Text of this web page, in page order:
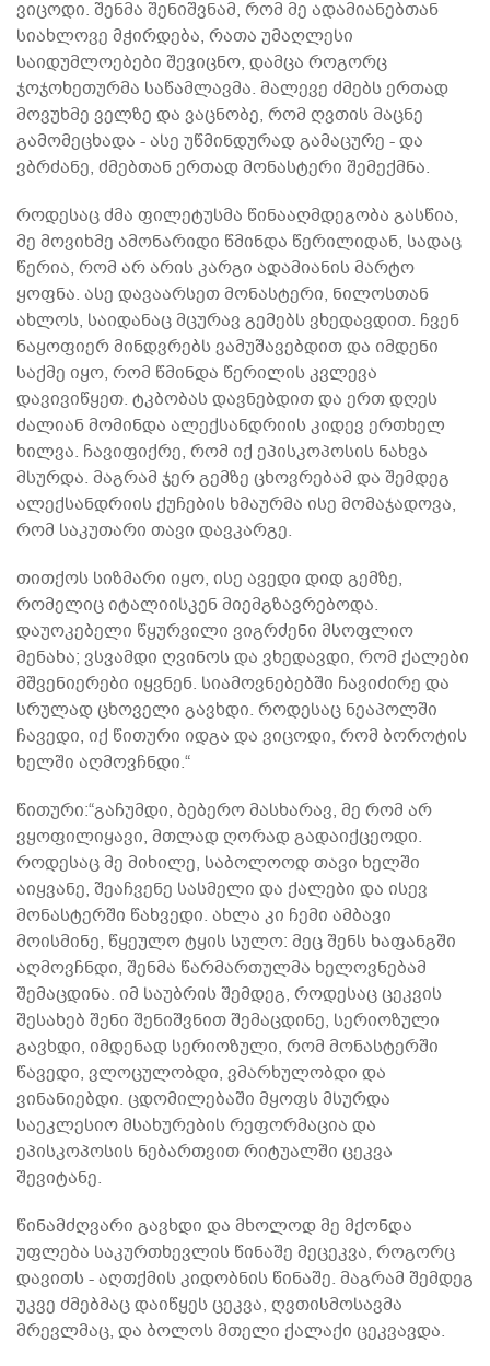
ვიცოდი. შენმა შენიშვნამ, რომ მე ადამიანებთან
სიახლოვე მჭირდება, რათა უმაღლესი
საიდუმლოებები შევიცნო, დამცა როგორც
ჯოჯოხეთურმა საწამლავმა. მალევე ძმებს ერთად
მოვუხმე ველზე და ვაცნობე, რომ ღვთის მაცნე
გამომეცხადა - ასე უწმინდურად გამაცურე - და
ვბრძანე, ძმებთან ერთად მონასტერი შემექმნა.
როდესაც ძმა ფილეტუსმა წინააღმდეგობა გასწია,
მე მოვიხმე ამონარიდი წმინდა წერილიდან, სადაც
წერია, რომ არ არის კარგი ადამიანის მარტო
ყოფნა. ასე დავაარსეთ მონასტერი, ნილოსთან
ახლოს, საიდანაც მცურავ გემებს ვხედავდით. ჩვენ
ნაყოფიერ მინდვრებს ვამუშავებდით და იმდენი
საქმე იყო, რომ წმინდა წერილის კვლევა
დავივიწყეთ. ტკბობას დავნებდით და ერთ დღეს
ძალიან მომინდა ალექსანდრიის კიდევ ერთხელ
ხილვა. ჩავიფიქრე, რომ იქ ეპისკოპოსის ნახვა
მსურდა. მაგრამ ჯერ გემზე ცხოვრებამ და შემდეგ
ალექსანდრიის ქუჩების ხმაურმა ისე მომაჯადოვა,
რომ საკუთარი თავი დავკარგე.
თითქოს სიზმარი იყო, ისე ავედი დიდ გემზე,
რომელიც იტალიისკენ მიემგზავრებოდა.
დაუოკებელი წყურვილი ვიგრძენი მსოფლიო
მენახა; ვსვამდი ღვინოს და ვხედავდი, რომ ქალები
მშვენიერები იყვნენ. სიამოვნებებში ჩავიძირე და
სრულად ცხოველი გავხდი. როდესაც ნეაპოლში
ჩავედი, იქ წითური იდგა და ვიცოდი, რომ ბოროტის
ხელში აღმოვჩნდი.“
წითური:“გაჩუმდი, ბებერო მასხარავ, მე რომ არ
ვყოფილიყავი, მთლად ღორად გადაიქცეოდი.
როდესაც მე მიხილე, საბოლოოდ თავი ხელში
აიყვანე, შეაჩვენე სასმელი და ქალები და ისევ
მონასტერში წახვედი. ახლა კი ჩემი ამბავი
მოისმინე, წყეულო ტყის სულო: მეც შენს ხაფანგში
აღმოვჩნდი, შენმა წარმართულმა ხელოვნებამ
შემაცდინა. იმ საუბრის შემდეგ, როდესაც ცეკვის
შესახებ შენი შენიშვნით შემაცდინე, სერიოზული
გავხდი, იმდენად სერიოზული, რომ მონასტერში
წავედი, ვლოცულობდი, ვმარხულობდი და
ვინანიებდი. ცდომილებაში მყოფს მსურდა
საეკლესიო მსახურების რეფორმაცია და
ეპისკოპოსის ნებართვით რიტუალში ცეკვა
შევიტანე.
წინამძღვარი გავხდი და მხოლოდ მე მქონდა
უფლება საკურთხევლის წინაშე მეცეკვა, როგორც
დავითს - აღთქმის კიდობნის წინაშე. მაგრამ შემდეგ
უკვე ძმებმაც დაიწყეს ცეკვა, ღვთისმოსავმა
მრევლმაც, და ბოლოს მთელი ქალაქი ცეკვავდა.